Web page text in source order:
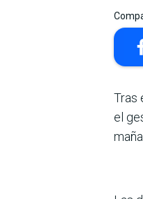
Tras
el